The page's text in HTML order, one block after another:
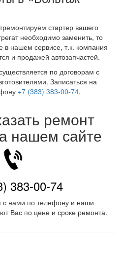
стартер вашего
необходимо заменить, то
в нашем сервисе, т.к. компания
и продажей автозапчастей.
по договорам с
Записаться на
+7 (383) 383-00-74.
ремонт
нашем сайте
383-00-74
с нами по телефону и наши
Вас по цене и сроке ремонта.